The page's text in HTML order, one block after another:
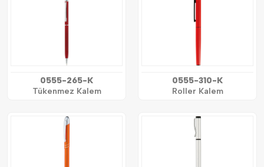
0555-265-K
Tükenmez Kalem
0555-310-K
Roller Kalem